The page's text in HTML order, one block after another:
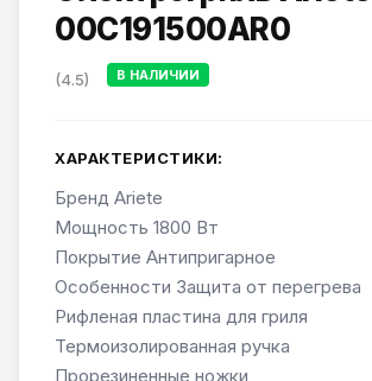
00C191500AR0
(4.5) В НАЛИЧИИ
ХАРАКТЕРИСТИКИ:
Бренд Ariete
Мощность 1800 Вт
Покрытие Антипригарное
Особенности Защита от перегрева
Рифленая пластина для гриля
Термоизолированная ручка
Прорезиненные ножки